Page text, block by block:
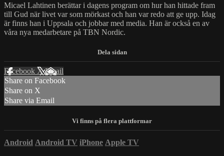
Micael Lahtinen berättar i dagens program om hur han hittade fram
till Gud när livet var som mörkast och han var redo att ge upp. Idag
är finns han i Uppsala och jobbar med media. Han är också en av
våra nya medarbetare på TBN Nordic.
Facebook XEmail
Share on Facebook
Share on X
Share via Email
Android Android TV iPhone Apple TV